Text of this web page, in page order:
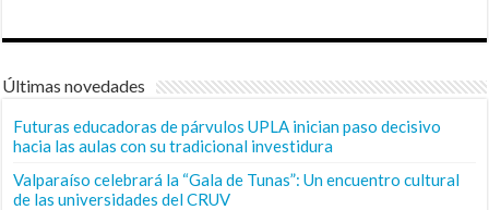
Últimas novedades
Futuras educadoras de párvulos UPLA inician paso decisivo
hacia las aulas con su tradicional investidura
Valparaíso celebrará la “Gala de Tunas”: Un encuentro cultural
de las universidades del CRUV